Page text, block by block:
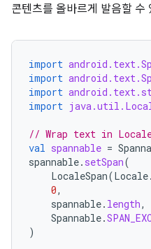
콘텐츠를 올바르게 발음할 수
import
import
import
import
// Wrap text in
val spannable =
spannable. setSpan(
LocaleSpan(Locale.
0,
spannable. length,
Spannable.
)